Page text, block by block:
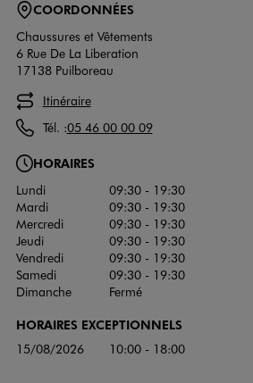
COORDONNÉES
Chaussures et Vêtements
6 Rue De La Liberation
17138 Puilboreau
Itinéraire
Tél. :05 46 00 00 09
HORAIRES
Lundi
09:30 - 19:30
Mardi
09:30 - 19:30
Mercredi
09:30 - 19:30
Jeudi
09:30 - 19:30
Vendredi
09:30 - 19:30
Samedi
09:30 - 19:30
Dimanche
Fermé
HORAIRES EXCEPTIONNELS
15/08/2026 10:00 - 18:00